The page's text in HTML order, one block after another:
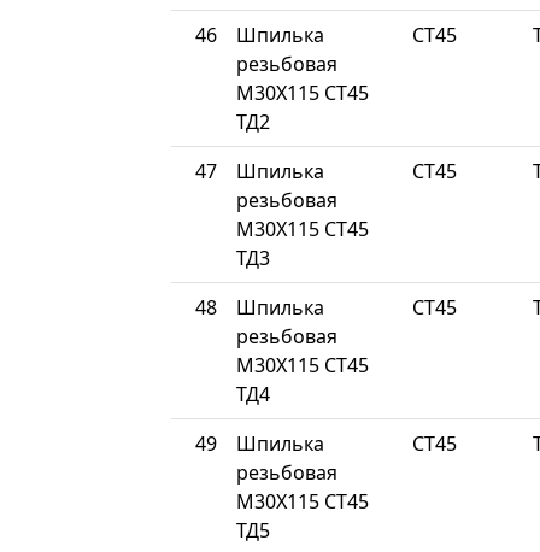
46
Шпилька
резьбовая
М30Х115 СТ45
ТД2
СТ45
47
Шпилька
резьбовая
М30Х115 СТ45
ТД3
СТ45
48
Шпилька
резьбовая
М30Х115 СТ45
ТД4
СТ45
49
Шпилька
резьбовая
М30Х115 СТ45
ТД5
СТ45